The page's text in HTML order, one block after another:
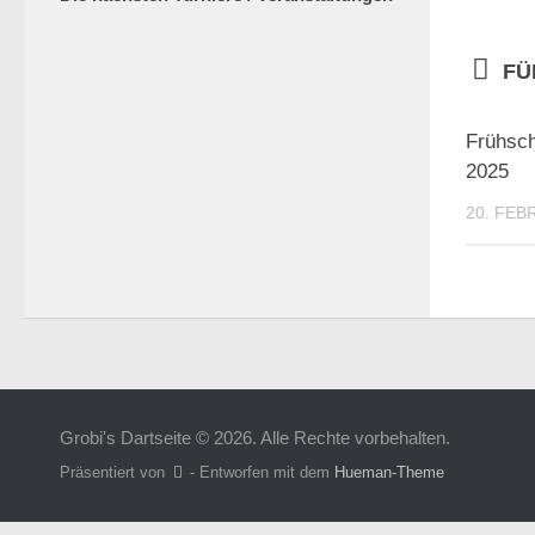
2025
20.
Grobi's Dartseite © 2026. Alle Rechte vorbehalten.
Präsentiert von - Entworfen mit dem Hueman-Theme